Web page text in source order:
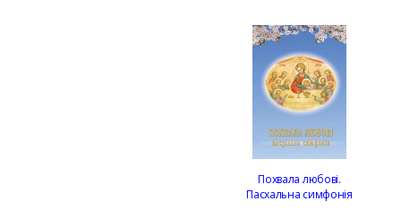
Похвала любові.
Пасхальна симфонія